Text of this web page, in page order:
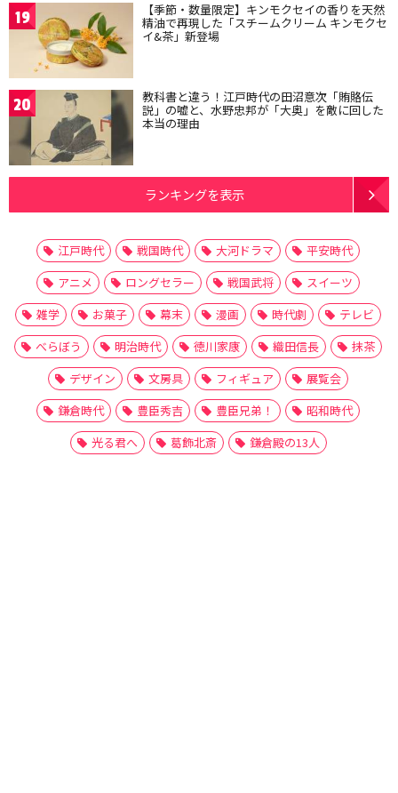
19 【季節・数量限定】キンモクセイの香りを天然
精油で再現した「スチームクリーム キンモクセ
イ&茶」新登場
20 教科書と違う！江戸時代の田沼意次「賄賂伝
説」の嘘と、水野忠邦が「大奥」を敵に回した
本当の理由
ランキングを表示
江戸時代 戦国時代 大河ドラマ
平安時代
アニメ
ロングセラー 戦国武将
スイーツ
雑学
お菓子 幕末 漫画 時代劇
テレビ
べらぼう
明治時代 徳川家康 織田信長
抹茶
デザイン
文房具 フィギュア
展覧会
鎌倉時代
豊臣秀吉 豊臣兄弟！
昭和時代
光る君へ
葛飾北斎 鎌倉殿の13人